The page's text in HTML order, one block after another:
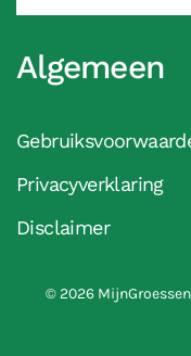
Algemeen
Privacyverklaring
Disclaimer
©2026